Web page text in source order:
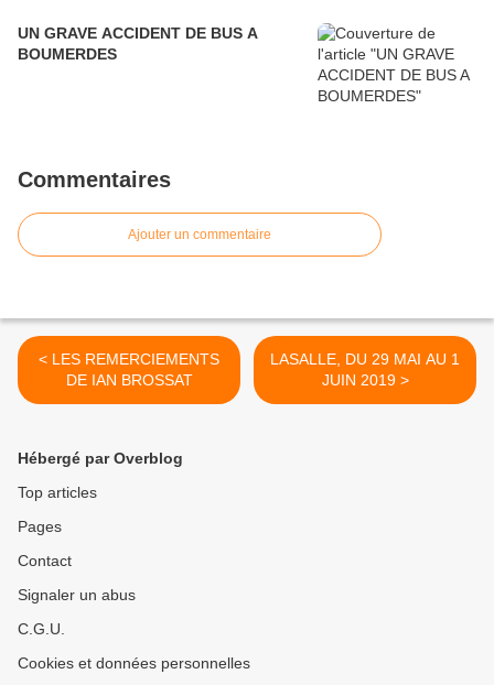
UN GRAVE ACCIDENT DE BUS A
BOUMERDES
Commentaires
Ajouter un commentaire
< LES REMERCIEMENTS
DE IAN BROSSAT
LASALLE, DU 29 MAI AU 1
JUIN 2019 >
Hébergé par Overblog
Top articles
Pages
Contact
Signaler un abus
C.G.U.
Cookies et données personnelles